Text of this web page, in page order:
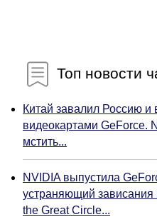
Топ новости
Китай завалил Россию
видеокартами GeForce.
мстить...
NVIDIA выпустила
устраняющий зависания
the Great Circle...